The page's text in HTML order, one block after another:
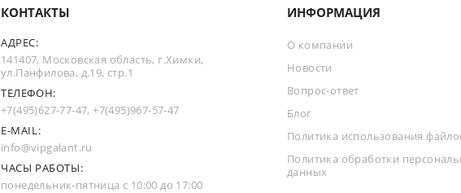
КОНТАКТЫ
АДРЕС:
141407, Московская область, г.Химки,
ул.Панфилова, д.19, стр.1
ТЕЛЕФОН:
+7(495)627-77-47,+7(495)967-57-47
E-MAIL:
info@vipgalant.ru
ЧАСЫ РАБОТЫ:
понедельник-пятница с 10:00 до 17:00
ИНФОРМАЦИЯ
О компании
Новости
Вопрос-ответ
Блог
Политика использования
Политика обработки
данных